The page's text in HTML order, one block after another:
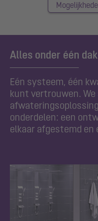
Alles onder één dak
Eén systeem, één
kunt vertrouwen.
onderdelen: een
elkaar afgestemd en